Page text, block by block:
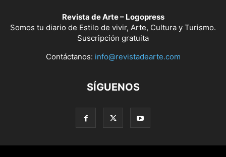
Revista de Arte – Logopress
Somos tu diario de Estilo de vivir, Arte, Cultura y Turismo.
Suscripción gratuita
Contáctanos: info@revistadearte.com
SÍGUENOS